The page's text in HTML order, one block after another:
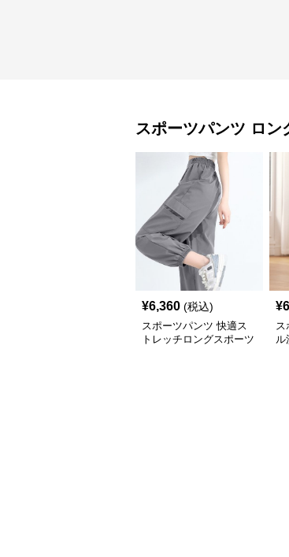
スポーツパンツ ロン
¥6,360 (税込)
スポーツパンツ 快適ス
トレッチロングスポーツ
¥
ス
ル